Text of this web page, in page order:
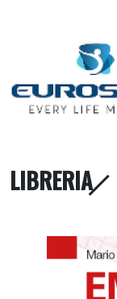
LIBRERIA